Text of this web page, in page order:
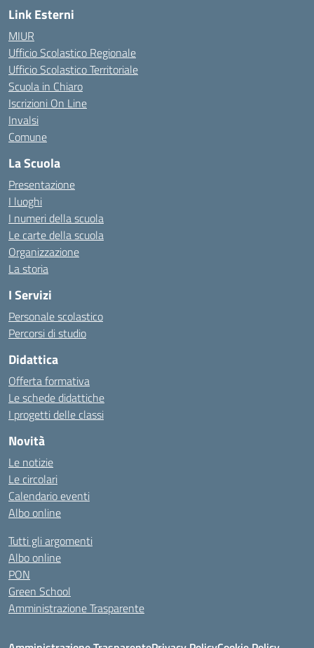
Link Esterni
MIUR
Ufficio Scolastico Regionale
Ufficio Scolastico Territoriale
Scuola in Chiaro
Iscrizioni On Line
Invalsi
Comune
La Scuola
Presentazione
I luoghi
I numeri della scuola
Le carte della scuola
Organizzazione
La storia
I Servizi
Personale scolastico
Percorsi di studio
Didattica
Offerta formativa
Le schede didattiche
I progetti delle classi
Novità
Le notizie
Le circolari
Calendario eventi
Albo online
Tutti gli argomenti
Albo online
PON
Green School
Amministrazione Trasparente